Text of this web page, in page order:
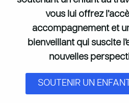
vous lui offrez
accompagnement et
bienveillant qui suscite
nouvelles
SOUTENIR UN